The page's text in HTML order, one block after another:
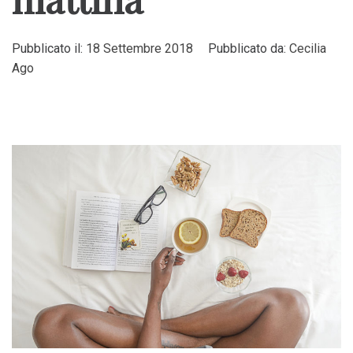
Pubblicato il: 18 Settembre 2018 Pubblicato da: Cecilia
Ago